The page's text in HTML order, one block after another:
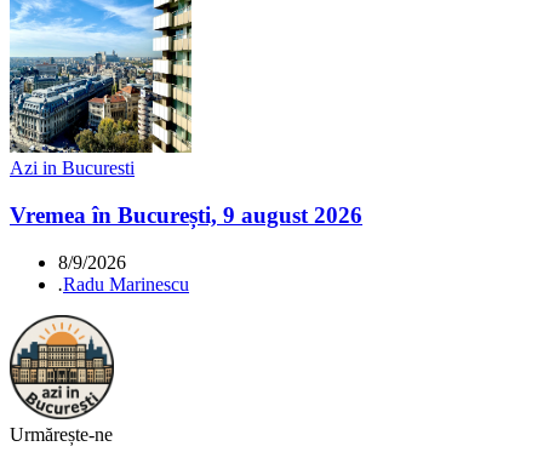
Azi in Bucuresti
Vremea în București, 9 august 2026
8/9/2026
.Radu Marinescu
Urmărește-ne